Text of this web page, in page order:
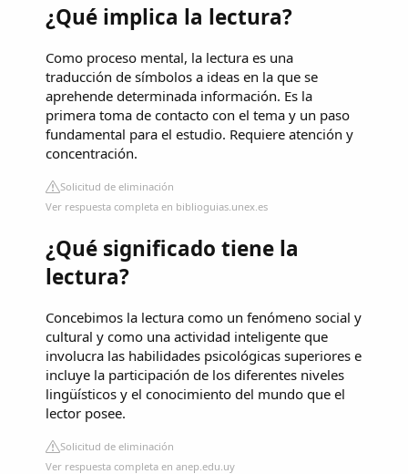
¿Qué implica la lectura?
Como proceso mental, la lectura es una
traducción de símbolos a ideas en la que se
aprehende determinada información. Es la
primera toma de contacto con el tema y un paso
fundamental para el estudio. Requiere atención y
concentración.
Solicitud de eliminación
Ver respuesta completa en biblioguias.unex.es
¿Qué significado tiene la
lectura?
Concebimos la lectura como un fenómeno social y
cultural y como una actividad inteligente que
involucra las habilidades psicológicas superiores e
incluye la participación de los diferentes niveles
lingüísticos y el conocimiento del mundo que el
lector posee.
Solicitud de eliminación
Ver respuesta completa en anep.edu.uy